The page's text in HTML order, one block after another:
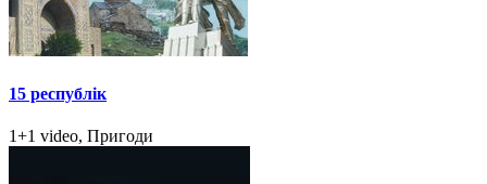
15 республік
1+1 video, Пригоди